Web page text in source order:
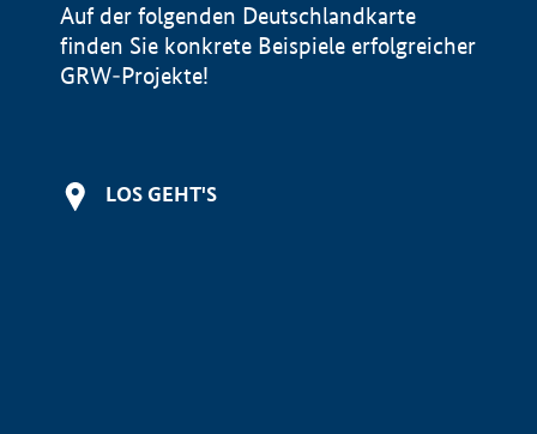
Auf der folgenden Deutschlandkarte
finden Sie konkrete Beispiele erfolgreicher
GRW-Projekte!
LOS GEHT'S